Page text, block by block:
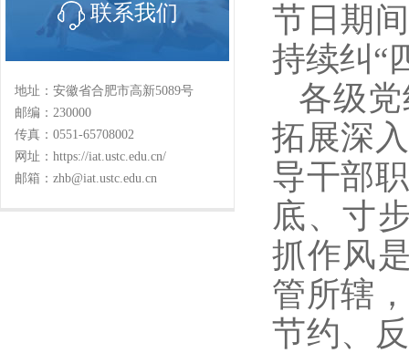
联系我们
地址：安徽省合肥市高新5089号
邮编：230000
传真：0551-65708002
网址：https://iat.ustc.edu.cn/
邮箱：zhb@iat.ustc.edu.cn
节日期
持续纠“
各级
拓展深
导干部
底、寸
抓作风
管所辖
节约、